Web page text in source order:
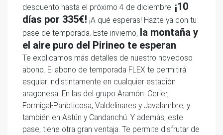
descuento hasta el próximo 4 de diciembre. ¡10
días por 335€! ¡A qué esperas! Hazte ya con tu
pase de temporada. Este invierno, la montaña y
el aire puro del Pirineo te esperan.
Te explicamos más detalles de nuestro novedoso
abono. El abono de temporada FLEX te permitirá
esquiar indistintamente en cualquier estación
aragonesa. En las del grupo Aramón: Cerler,
Formigal-Panbticosa, Valdelinares y Javalambre, y
también en Astún y Candanchú. Y además, este
pase, tiene otra gran ventaja. Te permite disfrutar de